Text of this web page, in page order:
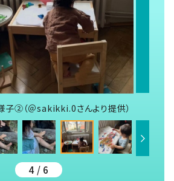
子②（＠sakikki.0さんより提供）
4 / 6